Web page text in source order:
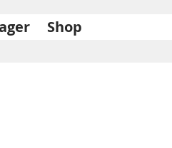
Shop